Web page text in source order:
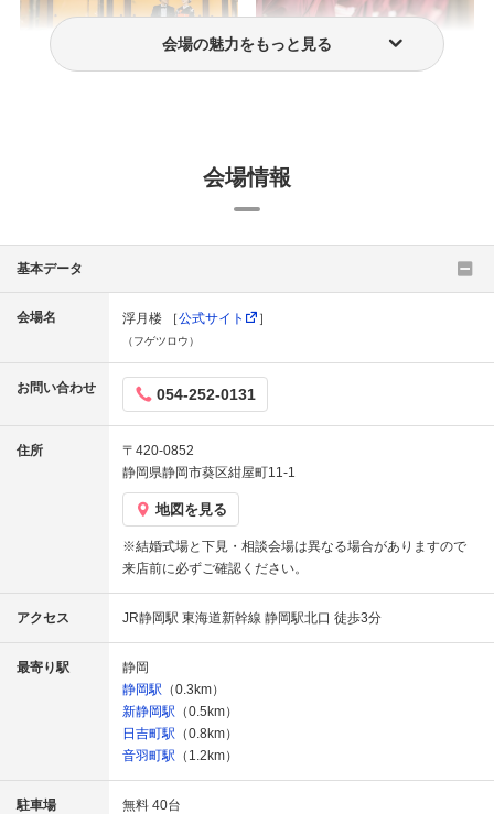
和風結婚式 スタッフ・プランナー
会場の魅力をもっと見る
会場情報
基本データ
会場名 浮月楼 ［公式サイト ］
（フゲツロウ）
お問い合わせ 054-252-0131
住所
〒420-0852
静岡県静岡市葵区紺屋町11-1
地図を見る
※結婚式場と下見・相談会場は異なる場合がありますので
来店前に必ずご確認ください。
アクセス JR静岡駅 東海道新幹線 静岡駅北口 徒歩3分
最寄り駅
静岡
静岡駅 （0.3km）
新静岡駅 （0.5km）
日吉町駅 （0.8km）
音羽町駅 （1.2km）
駐車場
無料 40台